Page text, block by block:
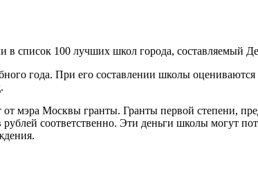
список 100 лучших школ города, составляемый
года. При его составлении школы
мэра Москвы гранты. Гранты первой степени,
соответственно. Эти деньги школы могут